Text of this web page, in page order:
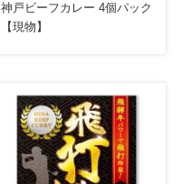
神戸ビーフカレー 4個パック
【現物】